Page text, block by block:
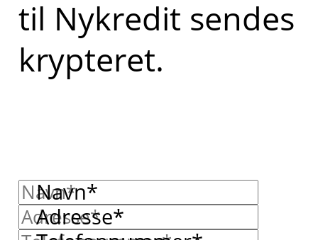
til Nykredit sendes
krypteret.
Navn*
Adresse*